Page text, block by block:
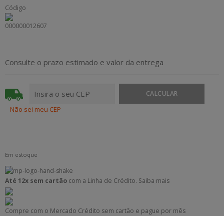
Código
000000012607
Consulte o prazo estimado e valor da entrega
Não sei meu CEP
Em estoque
Até 12x sem cartão com a Linha de Crédito. Saiba mais
Compre com o Mercado Crédito sem cartão e pague por mês